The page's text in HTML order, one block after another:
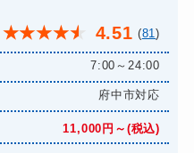
★★★★★ 4.51 (81)
7:00～24:00
府中市対応
11,000円～(税込)